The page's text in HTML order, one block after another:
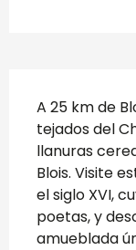
A 25 km de
tejados del
llanuras
Blois. Visite
el siglo XVI,
poetas, y
amueblada